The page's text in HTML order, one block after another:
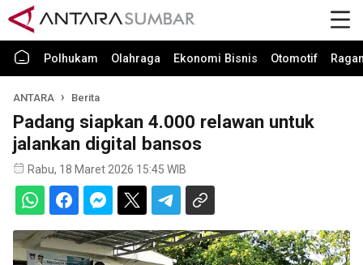
Polhukam Olahraga Ekonomi Bisnis Otomotif
ANTARA Berita
Padang siapkan 4.000 relawan untuk
jalankan digital bansos
Rabu, 18 Maret 2026 15:45 WIB